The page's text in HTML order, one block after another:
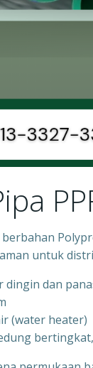
berbahan
untuk
dingin dan
(water heater)